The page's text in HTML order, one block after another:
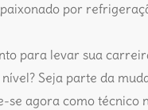
por
para levar sua
Seja parte da
se agora como técnico